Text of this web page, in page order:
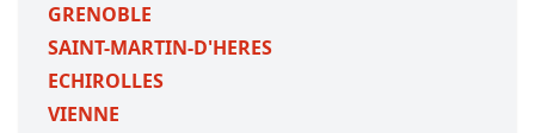
GRENOBLE
SAINT-MARTIN-D'HERES
ECHIROLLES
VIENNE